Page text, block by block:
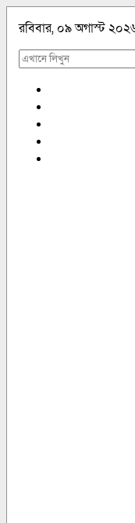
রবিবার, ০৯ অগাস্ট